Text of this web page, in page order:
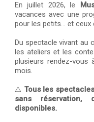
En juillet 2026, le
vacances avec une
pour les petits… et ceux
Du spectacle vivant au
les ateliers et les
plusieurs rendez-
mois.
⚠️ Tous les
sans
disponibles.